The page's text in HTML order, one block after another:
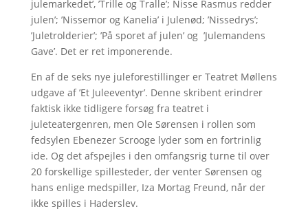
julemarkedet’, ’Trille og Tralle’; Nisse Rasmus redder
julen’; ’Nissemor og Kanelia’ i Julenød; ’Nissedrys’;
’Juletrolderier’; ’På sporet af julen’ og ’Julemandens
Gave’. Det er ret imponerende.
En af de seks nye juleforestillinger er Teatret Møllens
udgave af ’Et Juleeventyr’. Denne skribent erindrer
faktisk ikke tidligere forsøg fra teatret i
juleteatergenren, men Ole Sørensen i rollen som
fedsylen Ebenezer Scrooge lyder som en fortrinlig
ide. Og det afspejles i den omfangsrig turne til over
20 forskellige spillesteder, der venter Sørensen og
hans enlige medspiller, Iza Mortag Freund, når der
ikke spilles i Haderslev.